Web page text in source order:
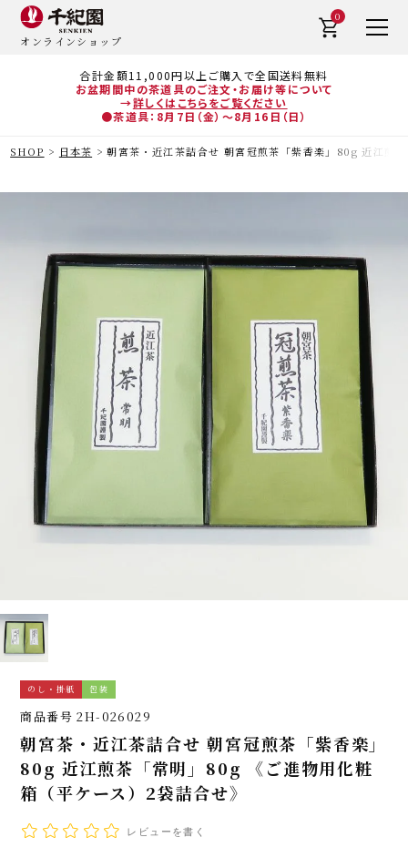
合計金額11,000円以上ご購入で全国送料無料
お盆期間中の茶道具のご注文・お届け等について
→詳しくはこちらをご覧ください
●茶道具：8月7日（金）～8月16日（日）
オンラインショップ
0
SHOP 日本茶 朝宮茶・近江茶詰合せ 朝宮冠煎茶「紫香楽」80g 近江煎
のし・掛紙 包装
商品番号 2H-026029
朝宮茶・近江茶詰合せ 朝宮冠煎茶「紫香楽」
80g 近江煎茶「常明」80g 《ご進物用化粧
箱（平ケース）2袋詰合せ》
レビューを書く